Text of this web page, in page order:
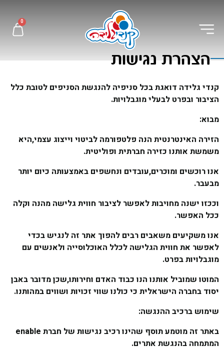
0
הצהרת נגישות
קנדי גלידה דואגת בכל סניפיה להנגשת הסניפים לטובת כלל
הציבור ובפרט לבעלי מוגבלויות.
מבוא:
הזירה האינטרנטית הנה פלטפורמה לביטוי וייצוג עצמי,היא
משמשת אותנו כזירה חברתית ופוליטית.
אנו רוכשים ומוכרים,עובדים ונחשפים באמצעותה כיום יותר
מבעבר.
וככזו ישנה מחויבות לאפשר לציבור חווית גלישה מהנה וקלה
ככל האפשר.
אנו משקיעים משאבים רבים להפוך אתר זה לנגיש בכדי
לאפשר את חווית הגלישה לכלל האוכלוסייה ולאנשים עם
מוגבלויות בפרט.
המוטו שמוביל אותנו הנו כבוד האדם וחירותו,שכן מדובר באבן
יסוד בחברה הישראלית כי כולנו שווי זכויות ושווים במהותנו.
שימוש ברכיב ההנגשה:
באתר זה מוטמע תוסף שהינו רכיב נגישות של חברת enable
המתמחה בהנגשת אתרים.